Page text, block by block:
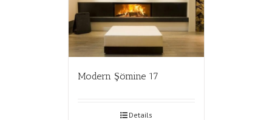
Modern Şömine 17
Details